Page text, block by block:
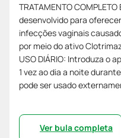
TRATAMENTO
desenvolvido para
infecções vaginais
por meio do ativo
USO DIÁRIO: Introduza o
1 vez ao dia a noite
pode ser usado
Ver bula completa